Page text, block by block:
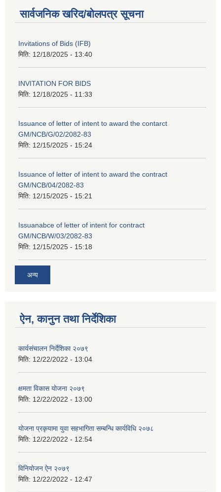
सार्वजनिक खरिद/बोलपत्र सूचना
Invitations of Bids (IFB)
मिति: 12/18/2025 - 13:40
INVITATION FOR BIDS
मिति: 12/18/2025 - 11:33
Issuance of letter of intent to award the contarct
GM/NCB/G/02/2082-83
मिति: 12/15/2025 - 15:24
Issuance of letter of intent to award the contract
GM/NCB/04/2082-83
मिति: 12/15/2025 - 15:21
Issuanabce of letter of intent for contract
GM/NCB/W/03/2082-83
मिति: 12/15/2025 - 15:18
अन्य
ऐन, कानुन तथा निर्देशिका
कार्यसंचालन निर्देशिका २०७९
मिति: 12/22/2022 - 13:04
क्षमता विकास योजना २०७९
मिति: 12/22/2022 - 13:00
योजना प्रकृयामा युवा सहभागिता सम्बन्धि कार्यविधि २०७८
मिति: 12/22/2022 - 12:54
विनियोजन ऐन २०७९
मिति: 12/22/2022 - 12:47